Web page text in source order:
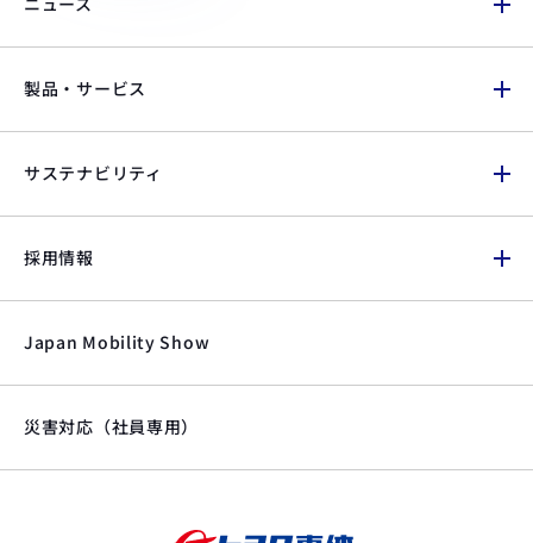
製品・サービス
サステナビリティ
採用情報
Japan Mobility Show
災害対応（社員専用）